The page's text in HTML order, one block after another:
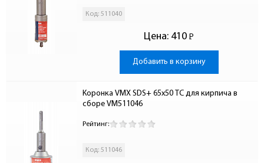
Код: 511040
Цена: 410 Р
-
Добавить в корзину
Коронка VMX SDS+ 65х50 ТС для кирпича в
сборе VM511046
Рейтинг:
Код: 511046